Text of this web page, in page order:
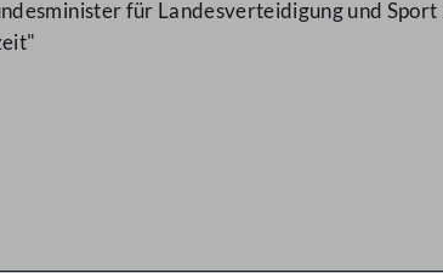
für Landesverteidigung und